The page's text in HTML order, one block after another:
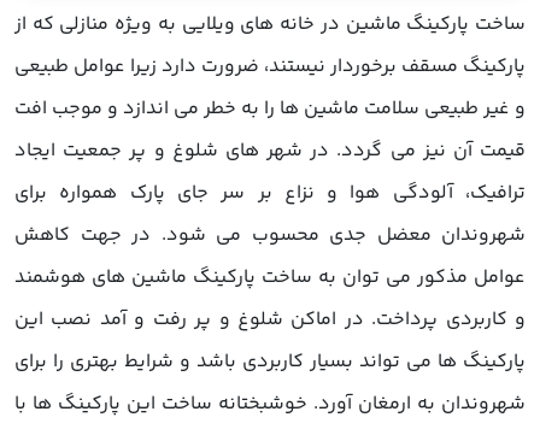
ساخت پارکینگ ماشین در خانه های ویلایی به ویژه منازلی که از
پارکینگ مسقف برخوردار نیستند، ضرورت دارد زیرا عوامل طبیعی
و غیر طبیعی سلامت ماشین ها را به خطر می اندازد و موجب افت
قیمت آن نیز می گردد. در شهر های شلوغ و پر جمعیت ایجاد
ترافیک، آلودگی هوا و نزاع بر سر جای پارک همواره برای
شهروندان معضل جدی محسوب می شود. در جهت کاهش
عوامل مذکور می توان به ساخت پارکینگ ماشین های هوشمند
و کاربردی پرداخت. در اماکن شلوغ و پر رفت و آمد نصب این
پارکینگ ها می تواند بسیار کاربردی باشد و شرایط بهتری را برای
شهروندان به ارمغان آورد. خوشبختانه ساخت این پارکینگ ها با